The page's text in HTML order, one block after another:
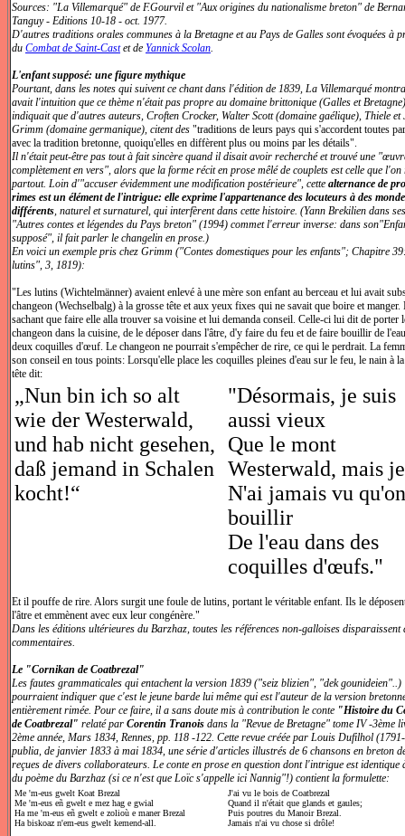
Sources: "La Villemarqué" de F.Gourvil et "Aux origines du nationalisme breton" de
Tanguy - Editions 10-18 - oct. 1977.
D'autres traditions orales communes à la Bretagne et au Pays de Galles sont évoquées à
du Combat de Saint-Castet de Yannick Scolan.
L'enfant supposé: une figure mythique
Pourtant, dans les notes qui suivent ce chant dans l'édition de 1839, La Villemarqué
avait l'intuition que ce thème n'était pas propre au domaine brittonique (Galles et
indiquait que d'autres auteurs, Croften Crocker, Walter Scott (domaine gaélique), Thiele et
Grimm (domaine germanique), citent des "traditions de leurs pays qui s'accordent toutes
avec la tradition bretonne, quoiqu'elles en diffèrent plus ou moins par les détails".
Il n'était peut-être pas tout à fait sincère quand il disait avoir recherché et trouvé une
complètement en vers", alors que la forme récit en prose mêlé de couplets est celle que l'on
partout. Loin d'"accuser évidemment une modification postérieure", cette alternance de
rimes est un élément de l'intrigue: elle exprime l'appartenance des locuteurs à des
différents, naturel et surnaturel, qui interfèrent dans cette histoire. (Yann Brekilien dans ses
"Autres contes et légendes du Pays breton" (1994) commet l'erreur inverse: dans
supposé", il fait parler le changelin en prose.)
En voici un exemple pris chez Grimm ("Contes domestiques pour les enfants"; Chapitre
lutins", 3, 1819):
"Les lutins (Wichtelmänner) avaient enlevé à une mère son enfant au berceau et lui avait
changeon (Wechselbalg) à la grosse tête et aux yeux fixes qui ne savait que boire et manger.
sachant que faire elle alla trouver sa voisine et lui demanda conseil. Celle-ci lui dit de porter
changeon dans la cuisine, de le déposer dans l'âtre, d'y faire du feu et de faire bouillir de
deux coquilles d'œuf. Le changeon ne pourrait s'empêcher de rire, ce qui le perdrait. La
son conseil en tous points: Lorsqu'elle place les coquilles pleines d'eau sur le feu, le nain à
tête dit:
„Nun bin ich so alt
wie der Westerwald,
und hab nicht gesehen,
daß jemand in Schalen
kocht!“
"Désormais, je suis
aussi vieux
Que le mont
Westerwald, mais je
N'ai jamais vu
bouillir
De l'eau dans des
coquilles d'œufs."
Et il pouffe de rire. Alors surgit une foule de lutins, portant le véritable enfant. Ils le
l'âtre et emmènent avec eux leur congénère."
Dans les éditions ultérieures du Barzhaz, toutes les références non-galloises disparaissent
commentaires.
Le "Cornikan de Coatbrezal"
Les fautes grammaticales qui entachent la version 1839 ("seiz blizien", "dek gounideien"..)
pourraient indiquer que c'est le jeune barde lui même qui est l'auteur de la version
entièrement rimée. Pour ce faire, il a sans doute mis à contribution le conte "Histoire du
de Coatbrezal" relaté par Corentin Tranois dans la "Revue de Bretagne" tome IV -3ème
2ème année, Mars 1834, Rennes, pp. 118 -122. Cette revue créée par Louis Dufilhol
publia, de janvier 1833 à mai 1834, une série d'articles illustrés de 6 chansons en breton
reçues de divers collaborateurs. Le conte en prose en question dont l'intrigue est identique
du poème du Barzhaz (si ce n'est que Loïc s'appelle ici Nannig"!) contient la formulette:
Me 'm-eus gwelt Koat Brezal
Me 'm-eus eñ gwelt e mez hag e gwial
Ha me 'm-eus eñ gwelt e zolioù e maner Brezal
Ha biskoaz n'em-eus gwelt kemend-all.
J'ai vu le bois de Coatbrezal
Quand il n'était que glands et gaules;
Puis poutres du Manoir Brezal.
Jamais n'ai vu chose si drôle!